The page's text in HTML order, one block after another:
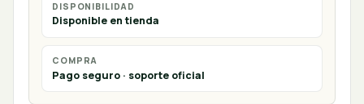
DISPONIBILIDAD
Disponible en tienda
COMPRA
Pago seguro · soporte oficial